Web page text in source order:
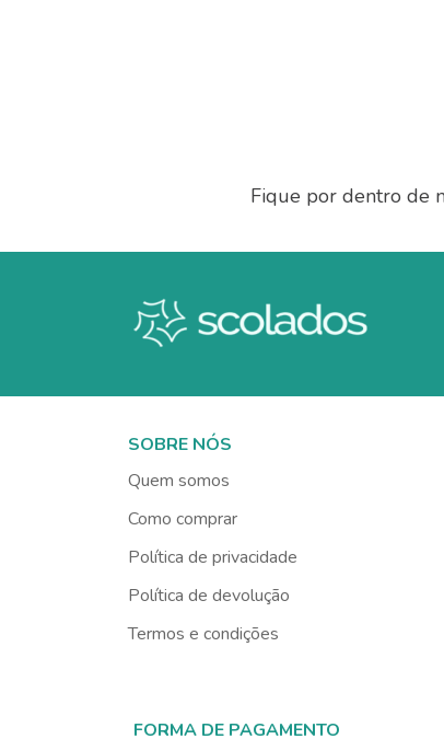
Fique por dentro de
SOBRE NÓS
Quem somos
Como comprar
Política de privacidade
Política de devolução
Termos e condições
FORMA DE PAGAMENTO